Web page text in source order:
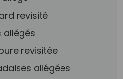
revisité
allégés
revisitée
allégées